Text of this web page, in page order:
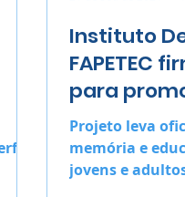
Instituto
FAPETEC
para
“Memórias
Projeto leva
memória e
jovens e